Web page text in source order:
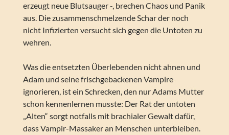
erzeugt neue Blutsauger -, brechen Chaos und Panik
aus. Die zusammenschmelzende Schar der noch
nicht Infizierten versucht sich gegen die Untoten zu
wehren.
Was die entsetzten Überlebenden nicht ahnen und
Adam und seine frischgebackenen Vampire
ignorieren, ist ein Schrecken, den nur Adams Mutter
schon kennenlernen musste: Der Rat der untoten
„Alten“ sorgt notfalls mit brachialer Gewalt dafür,
dass Vampir-Massaker an Menschen unterbleiben.